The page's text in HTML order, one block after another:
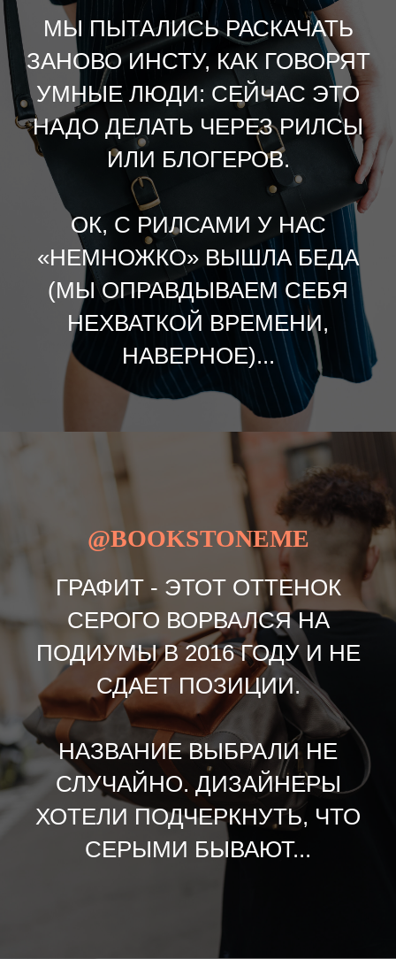
МЫ ПЫТАЛИСЬ РАСКАЧАТЬ
ЗАНОВО ИНСТУ, КАК ГОВОРЯТ
УМНЫЕ ЛЮДИ: СЕЙЧАС ЭТО
НАДО ДЕЛАТЬ ЧЕРЕЗ РИЛСЫ
ИЛИ БЛОГЕРОВ.
ОК, С РИЛСАМИ У НАС
«НЕМНОЖКО» ВЫШЛА БЕДА
(МЫ ОПРАВДЫВАЕМ СЕБЯ
НЕХВАТКОЙ ВРЕМЕНИ,
НАВЕРНОЕ)...
@BOOKSTONEME
ГРАФИТ - ЭТОТ ОТТЕНОК
СЕРОГО ВОРВАЛСЯ НА
ПОДИУМЫ В 2016 ГОДУ И НЕ
СДАЕТ ПОЗИЦИИ.
НАЗВАНИЕ ВЫБРАЛИ НЕ
СЛУЧАЙНО. ДИЗАЙНЕРЫ
ХОТЕЛИ ПОДЧЕРКНУТЬ, ЧТО
СЕРЫМИ БЫВАЮТ...